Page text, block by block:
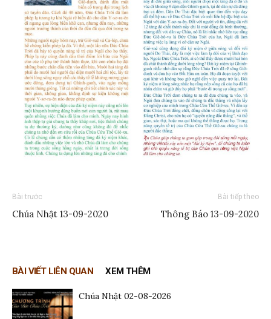
Bài trước
Chúa Nhật 13-09-2020
Bài tiếp theo
Thông Báo 13-09-2020
BÀI VIẾT LIÊN QUAN XEM THÊM
Chúa Nhật 02-08-2026